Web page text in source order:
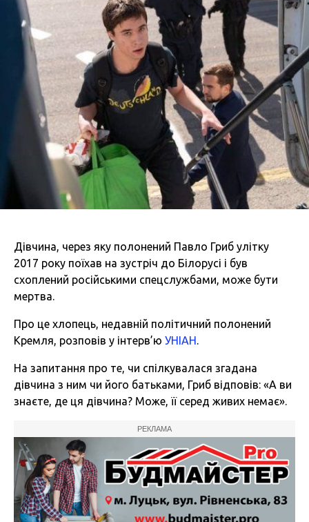
Дівчина, через яку полонений Павло Гриб улітку
2017 року поїхав на зустріч до Білорусі і був
схоплений російськими спецслужбами, може бути
мертва.
Про це хлопець, недавній політичний полонений
Кремля, розповів у інтерв’ю УНІАН .
На запитання про те, чи спілкувалася згадана
дівчина з ним чи його батьками, Гриб відповів: «А ви
знаєте, де ця дівчина? Може, її серед живих немає».
РЕКЛАМА